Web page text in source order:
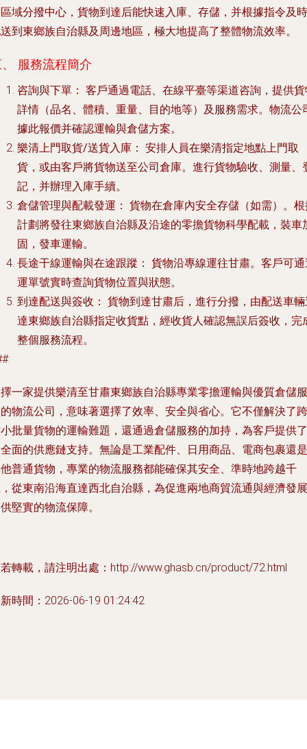
域分撥中心，貨物到達后能快速入庫、存儲，并根據指令及時
到東鄉族自治縣及周邊地區，極大地提高了整體物流效率。
服務流程簡介
咨詢與下單： 客戶通過電話、在線平臺等渠道咨詢，提供
詳情（品名、體積、重量、目的地等）及服務需求。物流公
據此報價并確認運輸與倉儲方案。
樂清上門取貨/送貨入庫： 安排人員在樂清指定地點上門取
貨，或由客戶將貨物送至公司倉庫。進行貨物驗收、測量、
記，并辦理入庫手續。
倉儲管理與配載發運： 貨物在倉庫內安全存儲（如需）。
計劃將發往東鄉族自治縣及沿途的零擔貨物科學配載，裝車
固，發車運輸。
長途干線運輸與在途跟蹤： 貨物沿專線運往甘肅。客戶可
運單號實時查詢貨物位置與狀態。
到達配送與簽收： 貨物到達甘肅后，進行分撥，由配送車
達東鄉族自治縣指定收貨點，經收貨人確認無誤后簽收，完
整個服務流程。
一家提供樂清至甘肅東鄉族自治縣專業零擔運輸與優質倉儲服
物流公司，意味著選擇了效率、安全與省心。它不僅解決了跨
批量貨物的運輸難題，還通過倉儲服務的加持，為客戶提供了
面的供應鏈支持。無論是工業配件、日用商品、電商包裹還是
普通貨物，專業的物流服務都能確保其安全、準時地跨越千
從東南沿海直達西北自治縣，為促進兩地商貿流通與經濟發展
堅實的物流保障。
轉載，請注明出處：http://www.ghasb.cn/product/72.html
時間：2026-06-19 01:24:42